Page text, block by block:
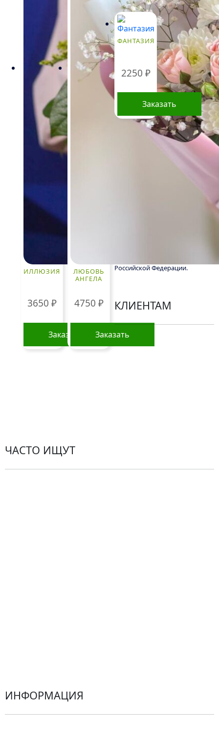
ИЛЛЮЗИЯ
3650 ₽
Заказать
ЛЮБОВЬ
АНГЕЛА
4750 ₽
Заказать
ФАНТАЗИЯ
2250 ₽
Заказать
Стоимость
букетов и
композиций,
указанная на
сайте,
ориентировочна
и может
меняться.
Окончательная
цена зависит от
доступности
определенных
видов цветов,
времени года, а
также может
быть выше в периоды
Российской Федерации.
КЛИЕНТАМ
Политика
ЧАСТО ИЩУТ
ИНФОРМАЦИЯ